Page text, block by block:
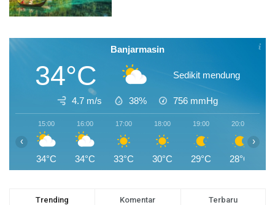
Banjarmasin
34°C Sedikit mendung
4.7 m/s 38% 756 mmHg
15:00
34°C
16:00
34°C
17:00
33°C
18:00
30°C
19:00
29°C
20:00
28°C
‹ ›
Trending Komentar Terbaru